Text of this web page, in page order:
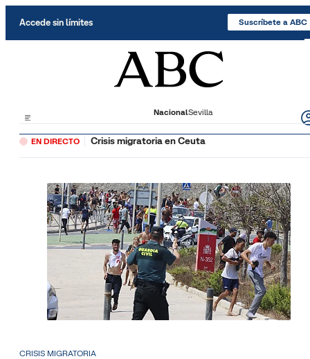
Accede sin límites Suscríbete a ABC
NacionalSevilla
EN DIRECTO Crisis migratoria en Ceuta
CRISIS MIGRATORIA